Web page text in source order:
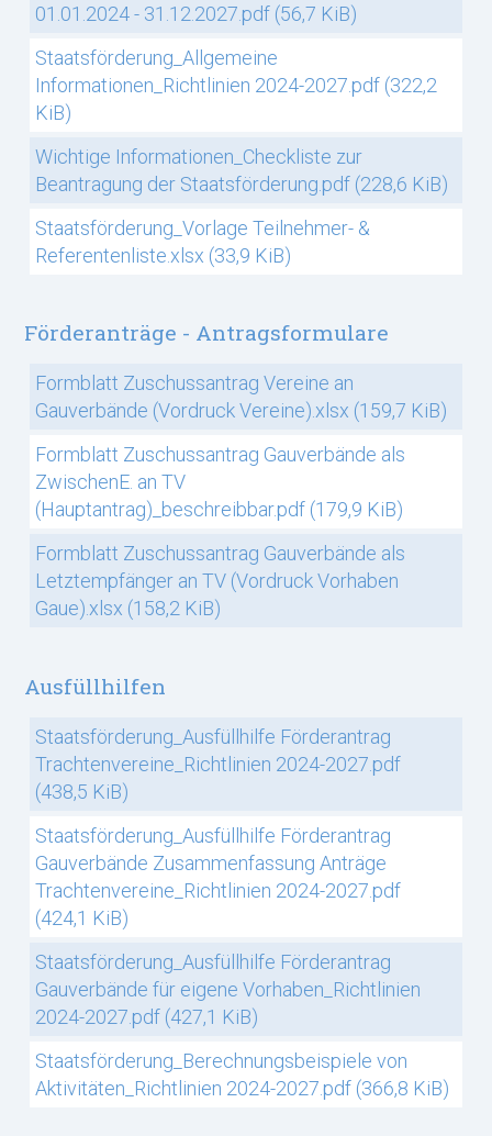
01.01.2024 - 31.12.2027.pdf (56,7 KiB)
Staatsförderung_Allgemeine
Informationen_Richtlinien 2024-2027.pdf (322,2
KiB)
Wichtige Informationen_Checkliste zur
Beantragung der Staatsförderung.pdf (228,6 KiB)
Staatsförderung_Vorlage Teilnehmer- &
Referentenliste.xlsx (33,9 KiB)
Förderanträge - Antragsformulare
Formblatt Zuschussantrag Vereine an
Gauverbände (Vordruck Vereine).xlsx (159,7 KiB)
Formblatt Zuschussantrag Gauverbände als
ZwischenE. an TV
(Hauptantrag)_beschreibbar.pdf (179,9 KiB)
Formblatt Zuschussantrag Gauverbände als
Letztempfänger an TV (Vordruck Vorhaben
Gaue).xlsx (158,2 KiB)
Ausfüllhilfen
Staatsförderung_Ausfüllhilfe Förderantrag
Trachtenvereine_Richtlinien 2024-2027.pdf
(438,5 KiB)
Staatsförderung_Ausfüllhilfe Förderantrag
Gauverbände Zusammenfassung Anträge
Trachtenvereine_Richtlinien 2024-2027.pdf
(424,1 KiB)
Staatsförderung_Ausfüllhilfe Förderantrag
Gauverbände für eigene Vorhaben_Richtlinien
2024-2027.pdf (427,1 KiB)
Staatsförderung_Berechnungsbeispiele von
Aktivitäten_Richtlinien 2024-2027.pdf (366,8 KiB)